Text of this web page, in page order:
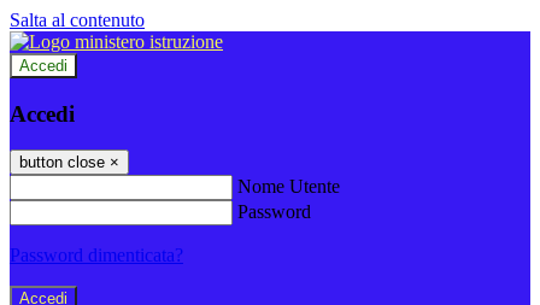
Salta al contenuto
Accedi
Accedi
button close ×
Nome Utente
Password
Password dimenticata?